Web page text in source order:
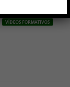
VÍDEOS FORMATIVOS